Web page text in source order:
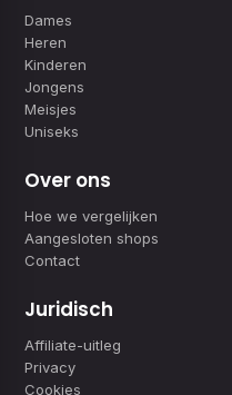
Dames
Heren
Kinderen
Jongens
Meisjes
Uniseks
Over ons
Hoe we vergelijken
Aangesloten shops
Contact
Juridisch
Affiliate-uitleg
Privacy
Cookies